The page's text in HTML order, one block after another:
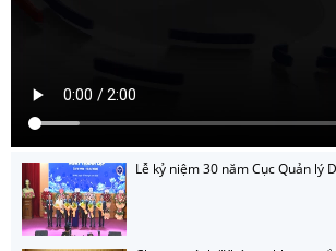
Lễ kỷ niệm 30 năm Cục Quản lý